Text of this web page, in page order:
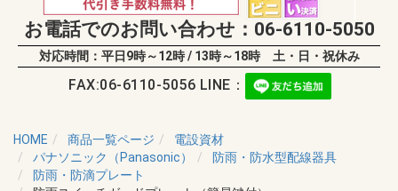
お電話でのお問い合わせ：06-6110-5050
対応時間：平日9時～12時 / 13時～18時 土・日・祝休み
FAX:06-6110-5056 LINE：
HOME 商品一覧ページ
電設資材
パナソニック（Panasonic）
防雨・防水型配線器具
防雨・防滴プレート